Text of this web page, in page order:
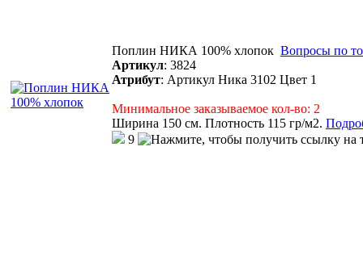
Поплин НИКА 100% хлопок Вопросы по
Артикул: 3824
Атрибут: Артикул Ника 3102 Цвет 1
Минимальное заказываемое кол-во: 2
Ширина 150 см. Плотность 115 гр/м2.
9